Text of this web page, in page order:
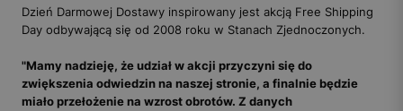
Dzień Darmowej Dostawy inspirowany jest akcją Free Shipping
Day odbywającą się od 2008 roku w Stanach Zjednoczonych.
"Mamy nadzieję, że udział w akcji przyczyni się do
zwiększenia odwiedzin na naszej stronie, a finalnie będzie
miało przełożenie na wzrost obrotów. Z danych